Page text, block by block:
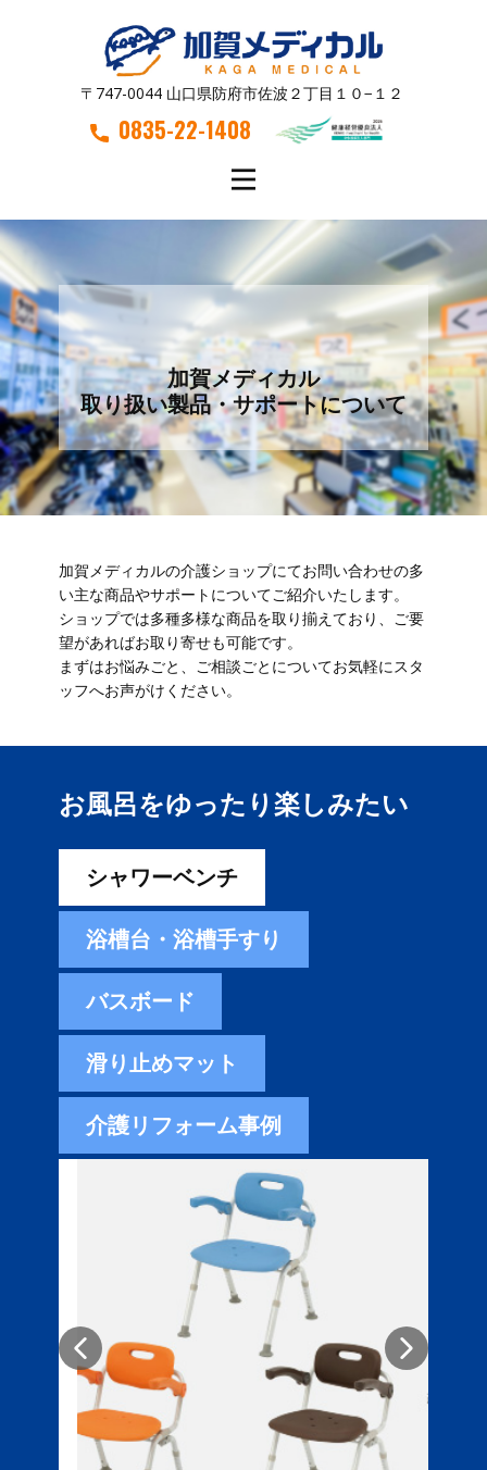
〒747-0044 山口県防府市佐波２丁目１０−１２
0835-22-1408
加賀メディカル
取り扱い製品・サポートについて
加賀メディカルの介護ショップにてお問い合わせの多
い主な商品やサポートについてご紹介いたします。
ショップでは多種多様な商品を取り揃えており、ご要
望があればお取り寄せも可能です。
まずはお悩みごと、ご相談ごとについてお気軽にスタ
ッフへお声がけください。
お風呂をゆったり楽しみ​たい
シャワーベンチ
浴槽台・浴槽手すり
バスボード
滑り止めマット
介護リフォーム事例